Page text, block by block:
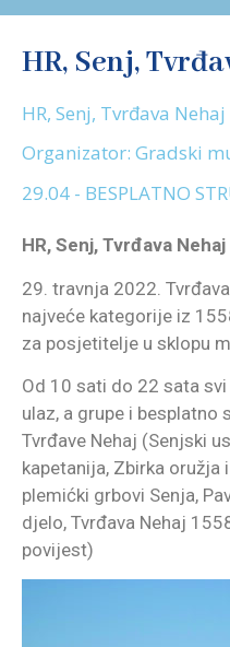
HR, Senj,
HR, Senj, Tvrđava Nehaj
Organizator: Gradski
29.04 - BESPLATNO
HR, Senj, Tvrđava Nehaj
29. travnja 2022.
najveće kategorije iz
za posjetitelje u sklopu
Od 10 sati do 22 sata
ulaz, a grupe i besplatno
Tvrđave Nehaj (Senjski
kapetanija, Zbirka oružja
plemićki grbovi Senja,
djelo, Tvrđava Nehaj
povijest)